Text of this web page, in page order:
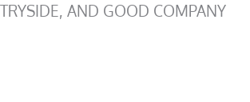
AND GOOD COMPANY